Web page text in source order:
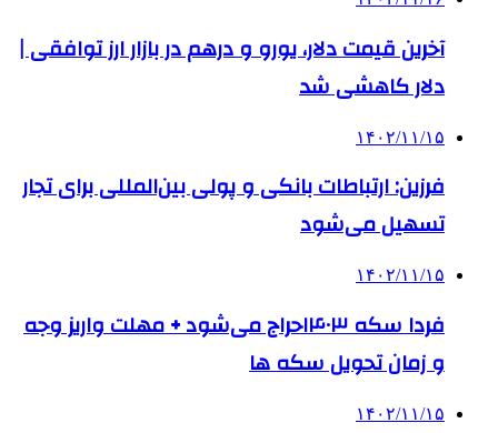
آخرین قیمت دلار، یورو و درهم در بازار ارز توافقی |
دلار کاهشی شد
۱۴۰۲/۱۱/۱۵
فرزین: ارتباطات بانکی و پولی بین‌المللی برای تجار
تسهیل می‌شود
۱۴۰۲/۱۱/۱۵
فردا سکه ۱۴۰۳حراج می‌شود + مهلت واریز وجه
و زمان تحویل سکه ها
۱۴۰۲/۱۱/۱۵